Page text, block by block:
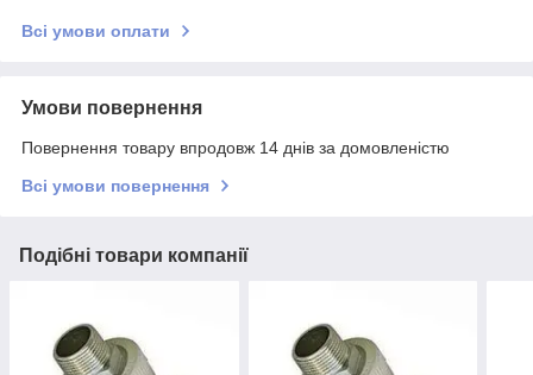
Всі умови оплати
Умови повернення
Повернення товару впродовж 14 днів за домовленістю
Всі умови повернення
Подібні товари компанії